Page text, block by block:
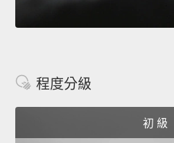
程度分級
初 級